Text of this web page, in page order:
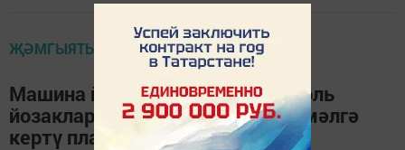
ҖӘМГЫЯТЬ
Машина йөртүчеләр өчен алкоголь
йозакларын 2030 елга кадәр гамәлгә
кертү планлаштырыла